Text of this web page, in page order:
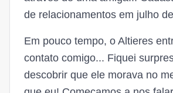
de relacionamentos em julho
Em pouco tempo, o Altieres
contato comigo... Fiquei
descobrir que ele morava no